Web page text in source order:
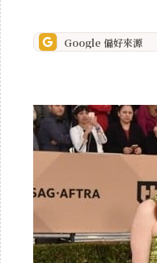
Google 偏好來源